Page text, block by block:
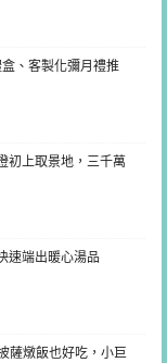
、客製化彌月禮推
初上取景地，三千萬
速端出暖心湯品
薩燉飯也好吃，小巨